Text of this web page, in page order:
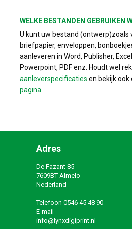
WELKE BESTANDEN GEBRUIKEN
U kunt uw bestand (ontwerp)zoals
briefpapier, enveloppen,
aanleveren in Word, Publisher,
Powerpoint, PDF enz. Houdt wel
aanleverspecificaties en bekijk ook
pagina
Adres
De Fazant 85
7609BT Almelo
Nederland
Telefoon 0546 45 48 90
E-mail
info@lynxdigiprint.nl